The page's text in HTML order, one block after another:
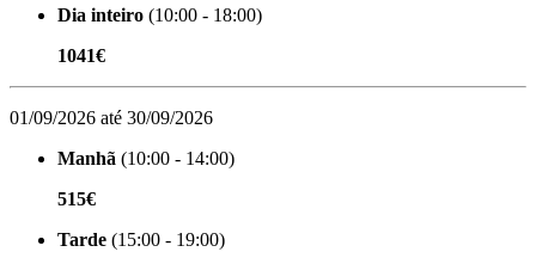
Dia inteiro (10:00 - 18:00)
1041€
01/09/2026 até 30/09/2026
Manhã (10:00 - 14:00)
515€
Tarde (15:00 - 19:00)